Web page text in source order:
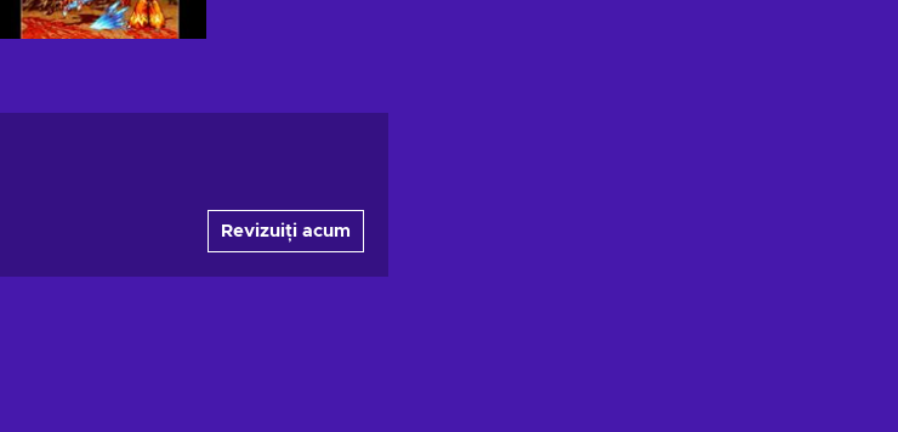
Revizuiți acum